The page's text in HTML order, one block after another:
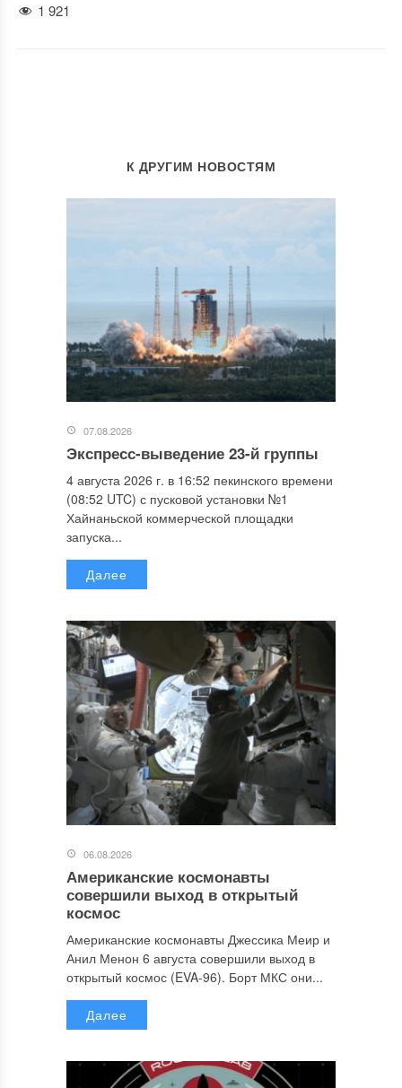
1 921
К ДРУГИМ НОВОСТЯМ
07.08.2026
Экспресс-выведение 23-й группы
4 августа 2026 г. в 16:52 пекинского времени
(08:52 UTC) с пусковой установки №1
Хайнаньской коммерческой площадки
запуска...
Далее
06.08.2026
Американские космонавты
совершили выход в открытый
космос
Американские космонавты Джессика Меир и
Анил Менон 6 августа совершили выход в
открытый космос (EVA-96). Борт МКС они...
Далее